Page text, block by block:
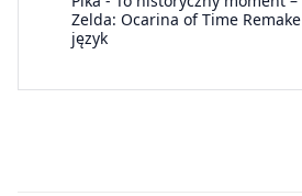
Zelda: Ocarina of Time
język